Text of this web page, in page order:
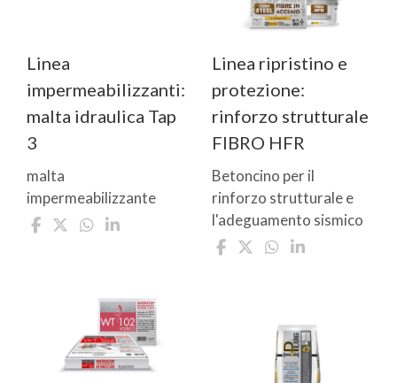
Linea
impermeabilizzanti:
malta idraulica Tap
3
malta
impermeabilizzante
Linea ripristino e
protezione:
rinforzo strutturale
FIBRO HFR
Betoncino per il
rinforzo strutturale e
l'adeguamento sismico